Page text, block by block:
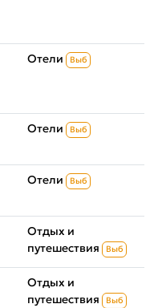
Отели Выб
Отели Выб
Отели Выб
Отдых и
путешествия
Выб
Отдых и
путешествия
Выб